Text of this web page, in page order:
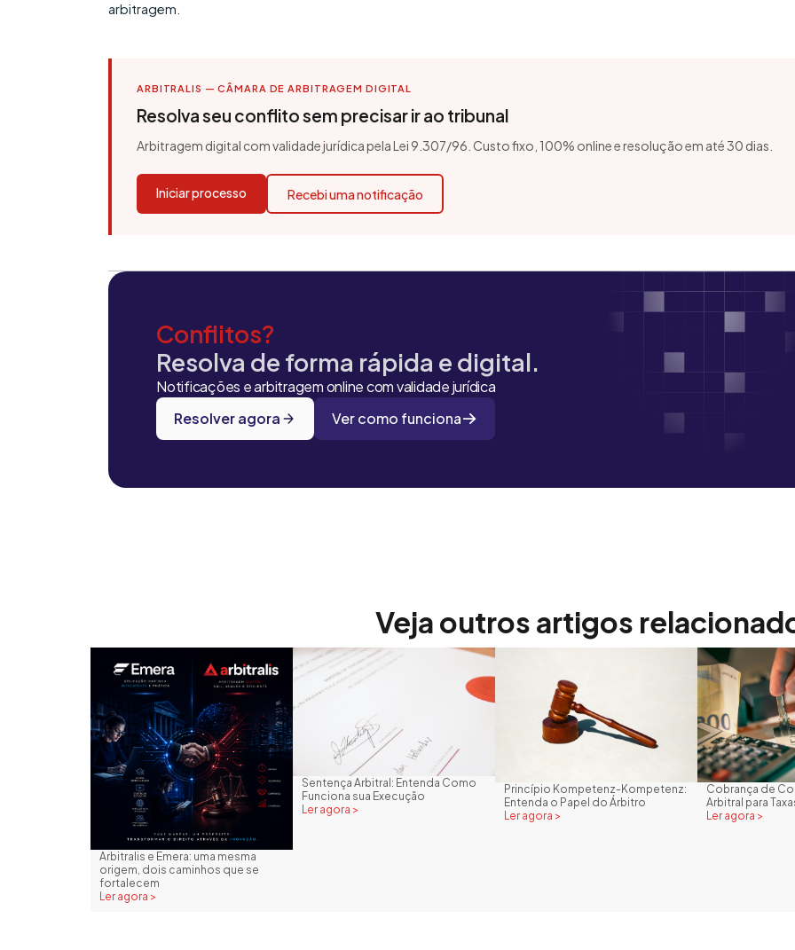
arbitragem.
ARBITRALIS — CÂMARA DE ARBITRAGEM DIGITAL
Resolva seu conflito sem precisar ir ao tribunal
Arbitragem digital com validade jurídica pela Lei 9.307/96. Custo fixo, 100% online e resolução em até 30 dias.
Iniciar processo Recebi uma notificação
Conflitos?
Resolva de forma rápida e digital.
Notificações e arbitragem online com validade jurídica
Resolver agora
Ver como funciona
Veja outros artigos
Arbitralis e Emera: uma mesma
origem, dois caminhos que se
fortalecem
Ler agora >
Sentença Arbitral: Entenda Como
Funciona sua Execução
Ler agora >
Princípio Kompetenz-Kompetenz:
Entenda o Papel do Árbitro
Ler agora >
Cobrança de
Arbitral para
Ler agora >